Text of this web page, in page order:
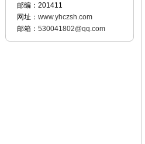
邮编：201411
网址： www.yhczsh.com
邮箱： 530041802@qq.com